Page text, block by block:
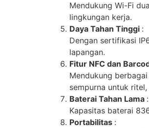
Mendukung Wi-Fi
lingkungan kerja.
Daya Tahan Tinggi :
Dengan sertifikasi
lapangan.
Fitur NFC dan
Mendukung
sempurna untuk
Baterai Tahan Lama :
Kapasitas baterai
Portabilitas :